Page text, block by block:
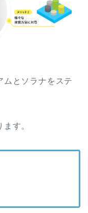
ムとソラナをステ
す。